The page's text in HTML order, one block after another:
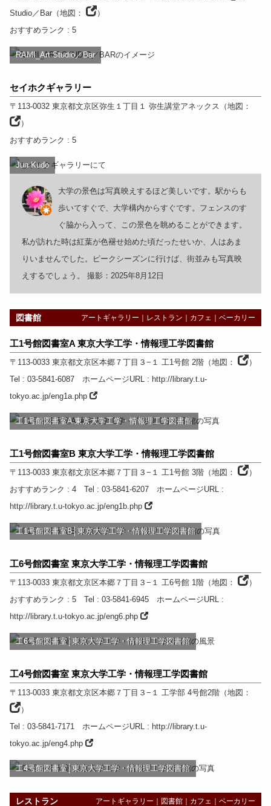
Studio／Bar（地図：
）
おすすめランク : 5
RAMI_Art Studio／Bar
セイホクギャラリー
〒113-0032 東京都文京区弥生１丁目１ 弥生講堂アネックス （地図：
）
おすすめランク : 5
Jun Kudo
大学の景色は写真映えするほど美しいです。駅からも
歩いてすぐで、大学構内からすぐです。フェンスのす
ぐ脇から入って、この景色を眺めることができます。
私が訪れた時は紅葉が色褪せ始めた頃だったせいか、人はあま
りいませんでした。ピークシーズンに行けば、街並みも写真映
えするでしょう。 撮影：2025年8月12日
図書館 アートギャラリー レストラン カフェ ｜ベーカリー
工1号館図書室A 東京大学工学・情報理工学図書館
〒113-0033 東京都文京区本郷７丁目３−１ 工1号館 2階（地図：
）
Tel : 03-5841-6087 ホームページURL: http://library.t.u-
tokyo.ac.jp/eng1a.php
工1号館図書室A 東京大学工学・情報理工学図書館
工1号館図書室B 東京大学工学・情報理工学図書館
〒113-0033 東京都文京区本郷７丁目３−１ 工1号館 3階（地図：
）
おすすめランク : 4 Tel : 03-5841-6207 ホームページURL:
http://library.t.u-tokyo.ac.jp/eng1b.php
工1号館図書室B│東京大学工学・情報理工学図書館
工6号館図書室 東京大学工学・情報理工学図書館
〒113-0033 東京都文京区本郷７丁目３−１ 工6号館 1階（地図：
）
おすすめランク : 5 Tel : 03-5841-6945 ホームページURL:
http://library.t.u-tokyo.ac.jp/eng6.php
工6号館図書室│東京大学工学・情報理工学図書館
工4号館図書室 東京大学工学・情報理工学図書館
〒113-0033 東京都文京区本郷７丁目３−１ 工学部 4号館2階（地図：
）
Tel : 03-5841-7171 ホームページURL: http://library.t.u-
tokyo.ac.jp/eng4.php
工4号館図書室│東京大学工学・情報理工学図書館
レストラン アートギャラリー 図書館 カフェ ｜ベーカリー